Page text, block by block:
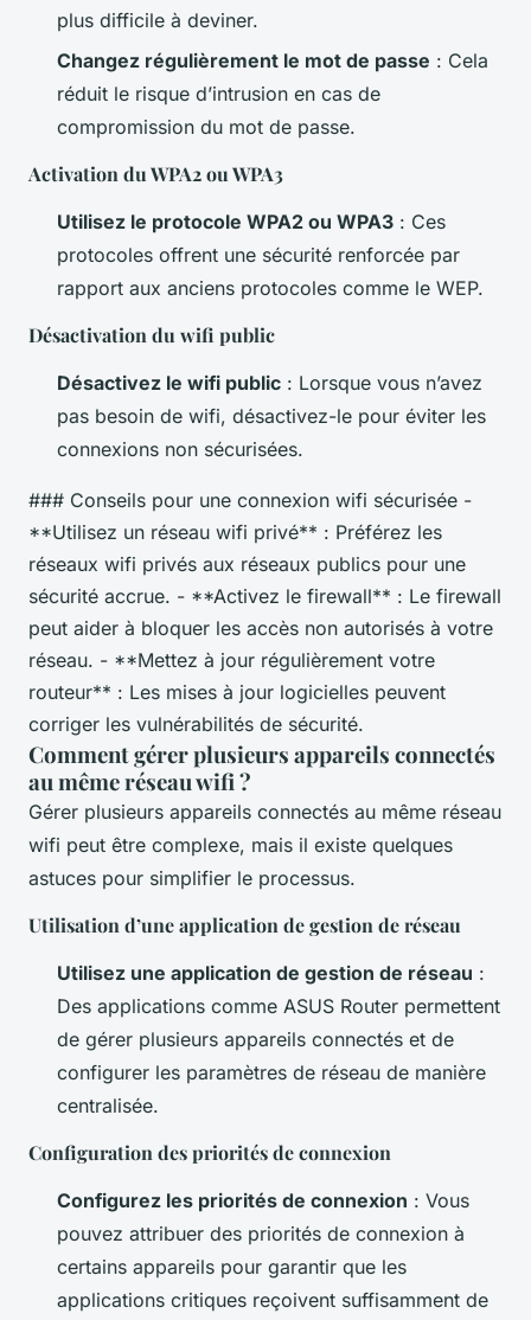
plus difficile à deviner.
Changez régulièrement le mot de passe : Cela
réduit le risque d’intrusion en cas de
compromission du mot de passe.
Activation du WPA2 ou WPA3
Utilisez le protocole WPA2 ou WPA3 : Ces
protocoles offrent une sécurité renforcée par
rapport aux anciens protocoles comme le WEP.
Désactivation du wifi public
Désactivez le wifi public : Lorsque vous n’avez
pas besoin de wifi, désactivez-le pour éviter les
connexions non sécurisées.
### Conseils pour une connexion wifi sécurisée -
**Utilisez un réseau wifi privé** : Préférez les
réseaux wifi privés aux réseaux publics pour une
sécurité accrue. - **Activez le firewall** : Le firewall
peut aider à bloquer les accès non autorisés à votre
réseau. - **Mettez à jour régulièrement votre
routeur** : Les mises à jour logicielles peuvent
corriger les vulnérabilités de sécurité.
Comment gérer plusieurs appareils connectés
au même réseau wifi ?
Gérer plusieurs appareils connectés au même réseau
wifi peut être complexe, mais il existe quelques
astuces pour simplifier le processus.
Utilisation d’une application de gestion de réseau
Utilisez une application de gestion de réseau :
Des applications comme ASUS Router permettent
de gérer plusieurs appareils connectés et de
configurer les paramètres de réseau de manière
centralisée.
Configuration des priorités de connexion
Configurez les priorités de connexion : Vous
pouvez attribuer des priorités de connexion à
certains appareils pour garantir que les
applications critiques reçoivent suffisamment de